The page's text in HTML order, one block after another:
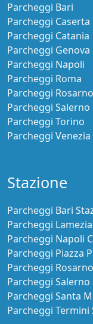
Parcheggi Bari
Parcheggi Caserta
Parcheggi Catania
Parcheggi Genova
Parcheggi Napoli
Parcheggi Roma
Parcheggi Rosarno
Parcheggi Salerno
Parcheggi Torino
Parcheggi Venezia
Stazione
Parcheggi Bari
Parcheggi
Parcheggi Napoli
Parcheggi Piazza
Parcheggi
Parcheggi Salerno
Parcheggi Santa
Parcheggi Termini